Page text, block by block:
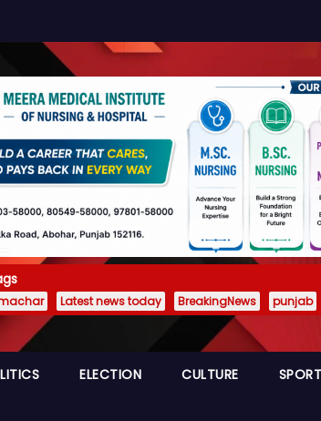
Latest news today BreakingNews punjab
ELECTION CULTURE